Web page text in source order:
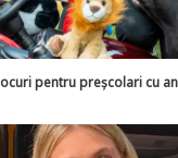
pentru preșcolari cu